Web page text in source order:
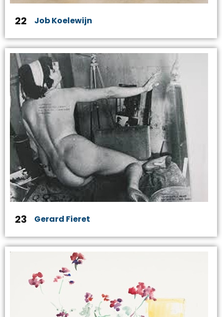
22 Job Koelewijn
23 Gerard Fieret